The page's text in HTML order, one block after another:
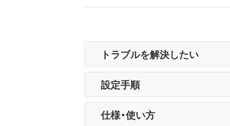
トラブルを解決したい
設定手順
仕様・使い方